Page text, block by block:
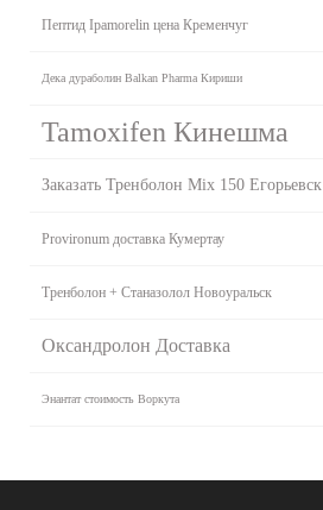
Пептид Ipamorelin цена Кременчуг
Дека дураболин Balkan Pharma Кириши
Tamoxifen Кинешма
Заказать Тренболон Mix 150 Егорьевск
Provironum доставка Кумертау
Тренболон + Станазолол Новоуральск
Оксандролон Доставка
Энантат стоимость Воркута